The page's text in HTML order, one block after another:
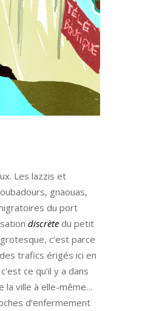
Les lazzis et
gnaouas,
du port
discrète du petit
c’est parce
trafics érigés ici en
ce qu’il y a dans
la ville à elle-même…
d’enfermement